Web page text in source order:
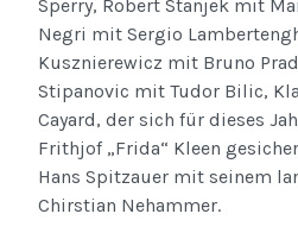
Sperry, Robert Stanjek mit
Negri mit Sergio
Kusznierewicz mit Bruno
Stipanovic mit Tudor Bilic,
Cayard, der sich für dieses
Frithjof „Frida“ Kleen
Hans Spitzauer mit seinem
Chirstian Nehammer.